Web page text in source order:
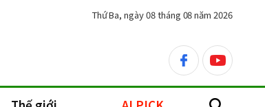
facebookyoutube
Thứ Ba, ngày 08 tháng 08 năm 2026